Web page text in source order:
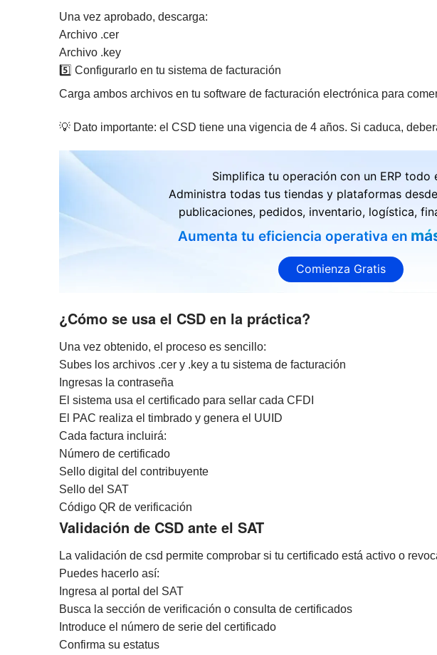
Una vez aprobado, descarga:
Archivo .cer
Archivo .key
5️⃣ Configurarlo en tu sistema de facturación
Carga ambos archivos en tu software de facturación electrónica para
💡 Dato importante: el CSD tiene una vigencia de 4 años. Si caduca,
Simplifica tu operación con un ERP todo
Administra todas tus tiendas y plataformas
publicaciones, pedidos, inventario, logística,
Aumenta tu eficiencia operativa en
Comienza Gratis
¿Cómo se usa el CSD en la práctica?
Una vez obtenido, el proceso es sencillo:
Subes los archivos .cer y .key a tu sistema de facturación
Ingresas la contraseña
El sistema usa el certificado para sellar cada CFDI
El PAC realiza el timbrado y genera el UUID
Cada factura incluirá:
Número de certificado
Sello digital del contribuyente
Sello del SAT
Código QR de verificación
Validación de CSD ante el SAT
La validación de csd permite comprobar si tu certificado está activo o
Puedes hacerlo así:
Ingresa al portal del SAT
Busca la sección de verificación o consulta de certificados
Introduce el número de serie del certificado
Confirma su estatus